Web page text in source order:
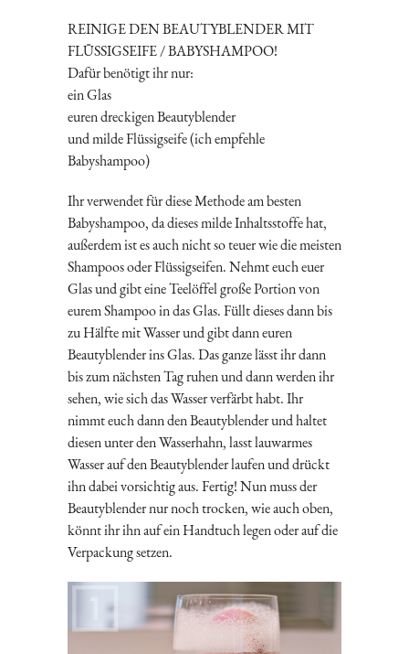
REINIGE DEN BEAUTYBLENDER MIT
FLÜSSIGSEIFE / BABYSHAMPOO!
Dafür benötigt ihr nur:
ein Glas
euren dreckigen Beautyblender
und milde Flüssigseife (ich empfehle
Babyshampoo)
Ihr verwendet für diese Methode am besten
Babyshampoo, da dieses milde Inhaltsstoffe hat,
außerdem ist es auch nicht so teuer wie die meisten
Shampoos oder Flüssigseifen. Nehmt euch euer
Glas und gibt eine Teelöffel große Portion von
eurem Shampoo in das Glas. Füllt dieses dann bis
zu Hälfte mit Wasser und gibt dann euren
Beautyblender ins Glas. Das ganze lässt ihr dann
bis zum nächsten Tag ruhen und dann werden ihr
sehen, wie sich das Wasser verfärbt habt. Ihr
nimmt euch dann den Beautyblender und haltet
diesen unter den Wasserhahn, lasst lauwarmes
Wasser auf den Beautyblender laufen und drückt
ihn dabei vorsichtig aus. Fertig! Nun muss der
Beautyblender nur noch trocken, wie auch oben,
könnt ihr ihn auf ein Handtuch legen oder auf die
Verpackung setzen.